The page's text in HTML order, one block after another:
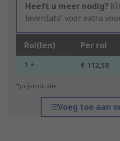
Heeft u meer nodig?
leverdata' voor extra
Rol(len) Per rol
1 + € 112,58
*prijsindicatie
Voeg toe aan